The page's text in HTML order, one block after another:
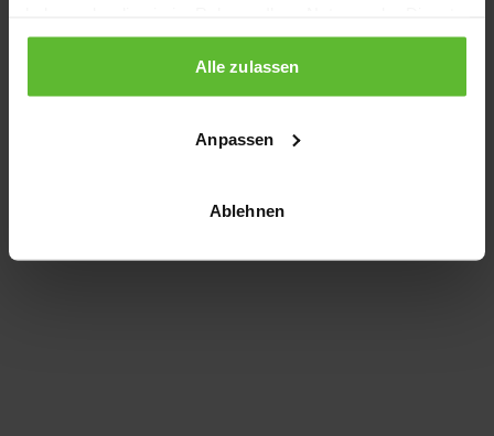
gesammelt haben.
Alle zulassen
Anpassen
Ablehnen